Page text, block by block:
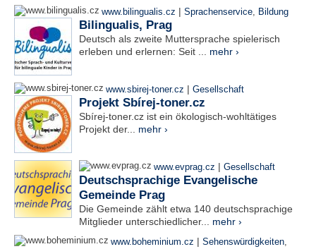
www.bilingualis.cz | Sprachenservice, Bildung
Bilingualis, Prag
Deutsch als zweite Muttersprache spielerisch
erleben und erlernen: Seit ... mehr ›
www.sbirej-toner.cz | Gesellschaft
Projekt Sbírej-toner.cz
Sbírej-toner.cz ist ein ökologisch-wohltätiges
Projekt der... mehr ›
www.evprag.cz | Gesellschaft
Deutschsprachige Evangelische
Gemeinde Prag
Die Gemeinde zählt etwa 140 deutschsprachige
Mitglieder unterschiedlicher... mehr ›
www.boheminium.cz | Sehenswürdigkeiten,